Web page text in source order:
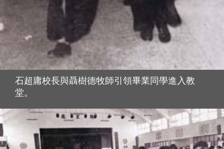
石超庸校長與聶樹德牧師引領畢業同學進入教
堂。